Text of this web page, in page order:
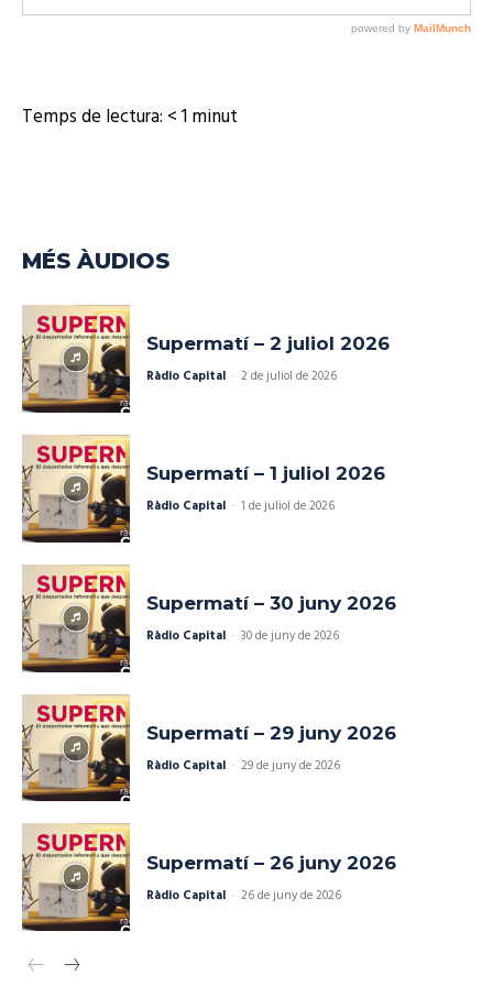
Temps de lectura: < 1minut
MÉS ÀUDIOS
Supermatí – 2 juliol 2026
Ràdio Capital - 2 de juliol de 2026
Supermatí – 1 juliol 2026
Ràdio Capital - 1 de juliol de 2026
Supermatí – 30 juny 2026
Ràdio Capital - 30 de juny de 2026
Supermatí – 29 juny 2026
Ràdio Capital - 29 de juny de 2026
Supermatí – 26 juny 2026
Ràdio Capital - 26 de juny de 2026